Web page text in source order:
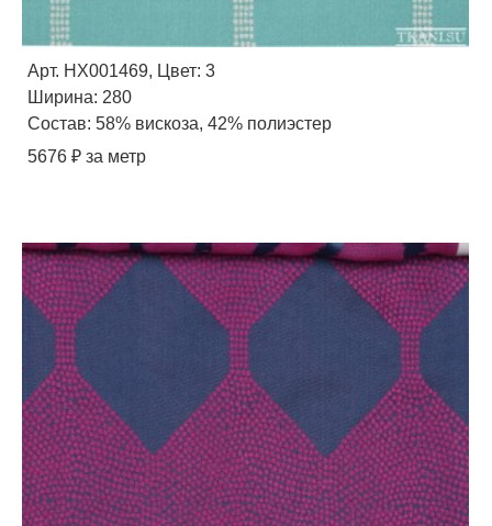
Арт. HX001469, Цвет: 3
Ширина: 280
Состав: 58% вискоза, 42% полиэстер
5676 ₽ за метр